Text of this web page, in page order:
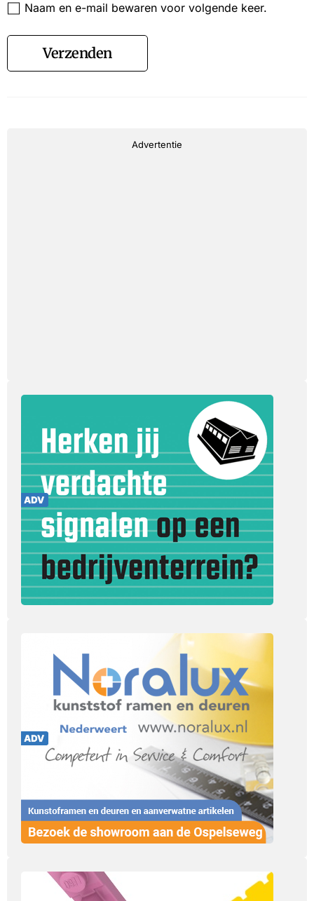
Naam en e-mail bewaren voor volgende keer.
Verzenden
Advertentie